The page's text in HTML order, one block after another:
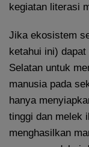
kegiatan literasi
Jika ekosistem
ketahui ini)
Selatan untuk
manusia pada
hanya
tinggi dan melek
menghasilkan